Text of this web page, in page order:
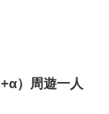
）周遊一人